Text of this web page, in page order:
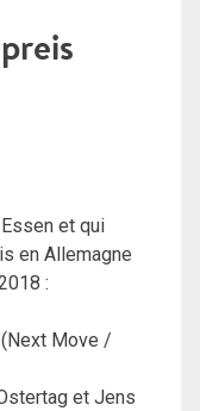
et qui
en Allemagne
:
Move /
et Jens